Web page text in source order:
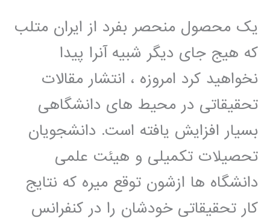
یک محصول منحصر بفرد از ایران متلب
که هیج جای دیگر شبیه آنرا پیدا
نخواهید کرد امروزه ، انتشار مقالات
تحقیقاتی در محیط های دانشگاهی
بسیار افزایش یافته است. دانشجویان
تحصیلات تکمیلی و هیئت علمی
دانشگاه ها ازشون توقع میره که نتایج
کار تحقیقاتی خودشان را در کنفرانس